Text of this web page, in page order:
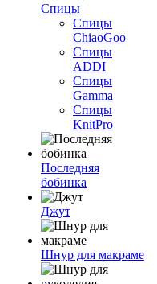
Спицы
Спицы
ChiaoGoo
Спицы
ADDI
Спицы
Gamma
Спицы
KnitPro
Последняя
бобинка
Джут
Шнур для макраме